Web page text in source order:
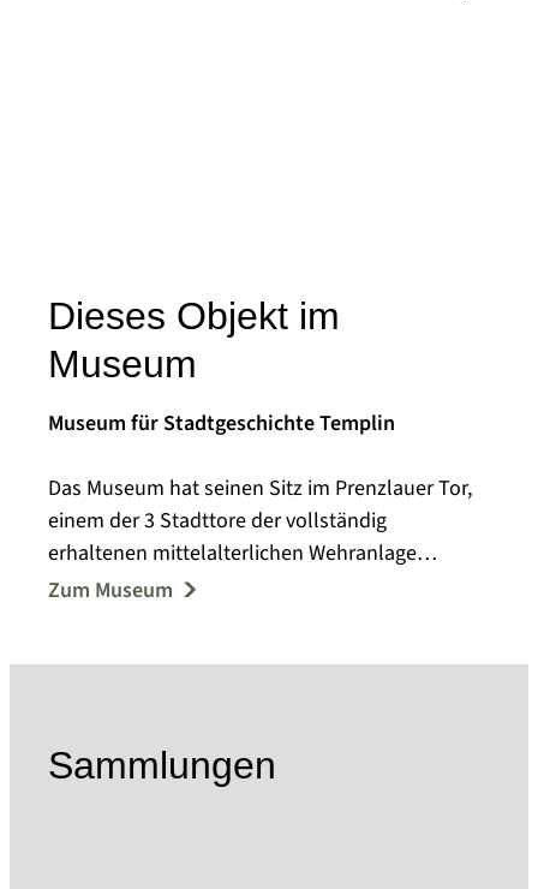
Dieses Objekt im
Museum
Museum für Stadtgeschichte Templin
Das Museum hat seinen Sitz im Prenzlauer Tor,
einem der 3 Stadttore der vollständig
erhaltenen mittelalterlichen Wehranlage
Templins.
Jahren reichte das Spektrum der
Sammeltätigkeit von Alltagsgegenständen,
Zum Museum
Sammlungen